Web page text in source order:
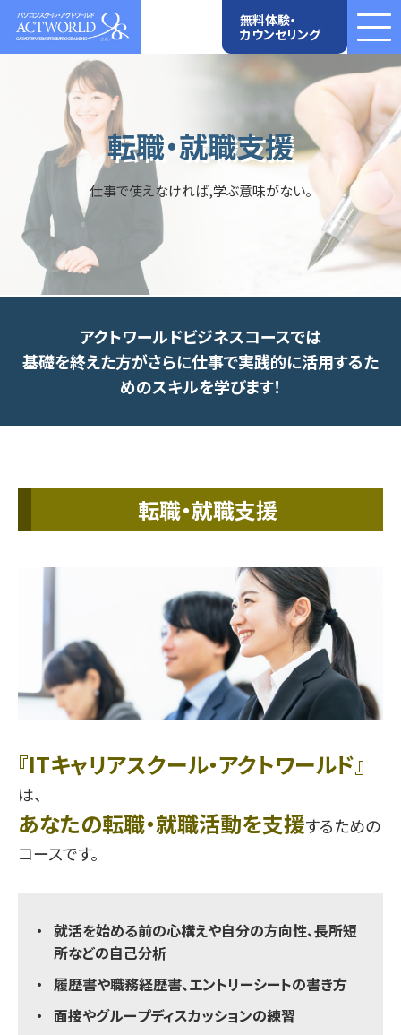
無料体験・
カウンセリング
転職・就職支援
仕事で使えなければ,学ぶ意味がない。
アクトワールドビジネスコースでは
基礎を終えた方がさらに仕事で実践的に活用するた
めのスキルを学びます！
転職・就職支援
『ITキャリアスクール・アクトワールド』
は、
あなたの転職・就職活動を支援するための
コースです。
就活を始める前の心構えや自分の方向性、長所短
所などの自己分析
履歴書や職務経歴書、エントリーシートの書き方
面接やグループディスカッションの練習